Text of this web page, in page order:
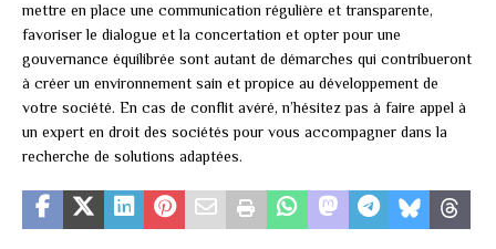
mettre en place une communication régulière et transparente,
favoriser le dialogue et la concertation et opter pour une
gouvernance équilibrée sont autant de démarches qui contribueront
à créer un environnement sain et propice au développement de
votre société. En cas de conflit avéré, n’hésitez pas à faire appel à
un expert en droit des sociétés pour vous accompagner dans la
recherche de solutions adaptées.